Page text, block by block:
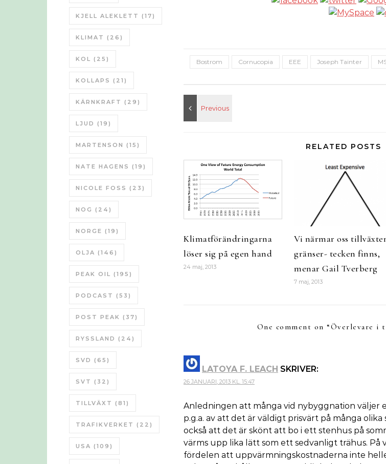
KJELL ALEKLETT (17)
KLIMAT (26)
KOL (25)
KOLLAPS (21)
KÄRNKRAFT (29)
LJUD (19)
MARTENSON (15)
NATE HAGENS (19)
NICOLE FOSS (23)
NOG (24)
NORGE (19)
OLJA (146)
PEAK OIL (195)
PODCAST (53)
POST PEAK (37)
RYSSLAND (24)
SVD (65)
SVT (32)
TILLVÄXT (81)
TRAFIKVERKET (22)
USA (109)
Bostrom Cornucopia EEE Joseph Tainter
RELATED POSTS
Klimatförändringarna
löser sig på egen hand
24 maj, 2013
Vi närmar oss
gränser- tecken finns,
menar Gail Tverberg
7 maj, 2013
One comment on “Överlevare i
LATOYA F. LEACH SKRIVER:
26 JANUARI, 2013 KL. 15:47
Anledningen att många vid nybyggnation väljer
p.g.a. av att det är väldigt prisvärt på många
också att det är skönt att bo i ett stenhus på
värms upp lika lätt som ett sedvanligt trähus. På
fördelen att uppvärmningskostnaderna inte